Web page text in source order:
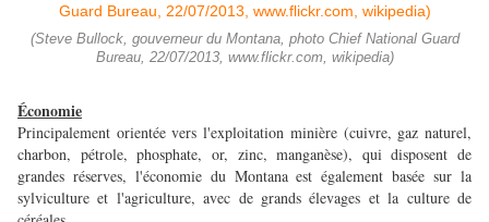
(Steve Bullock, gouverneur du Montana, photo Chief National Guard
Bureau, 22/07/2013, www.flickr.com, wikipedia)
Économie
Principalement orientée vers l'exploitation minière (cuivre, gaz naturel,
charbon, pétrole, phosphate, or, zinc, manganèse), qui disposent de
grandes réserves, l'économie du Montana est également basée sur la
sylviculture et l'agriculture, avec de grands élevages et la culture de